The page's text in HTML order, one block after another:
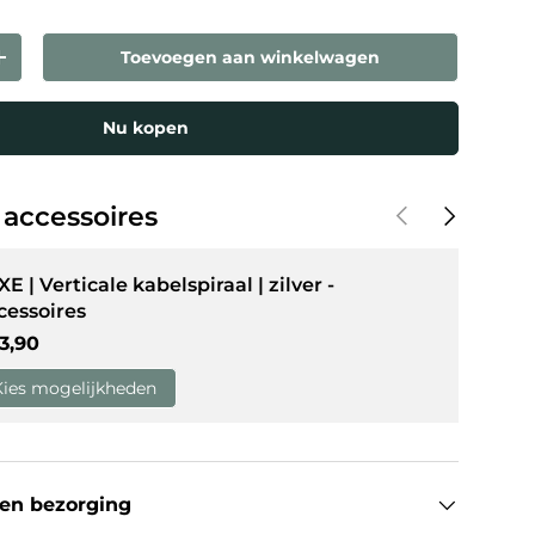
de hoeveelheid
Toevoegen aan winkelwagen
Nu kopen
Vorige Volgende
| Verticale kabelspiraal | zilver -
prijs
mogelijkheden
bezorging